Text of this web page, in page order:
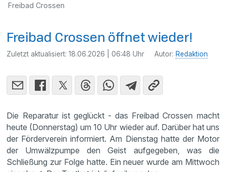
Freibad Crossen
Freibad Crossen öffnet wieder!
Zuletzt aktualisiert:18.06.2026 | 06:48 Uhr Autor: Redaktion
Die Reparatur ist geglückt - das Freibad Crossen macht
heute (Donnerstag) um 10 Uhr wieder auf. Darüber hat uns
der Förderverein informiert. Am Dienstag hatte der Motor
der Umwälzpumpe den Geist aufgegeben, was die
Schließung zur Folge hatte. Ein neuer wurde am Mittwoch